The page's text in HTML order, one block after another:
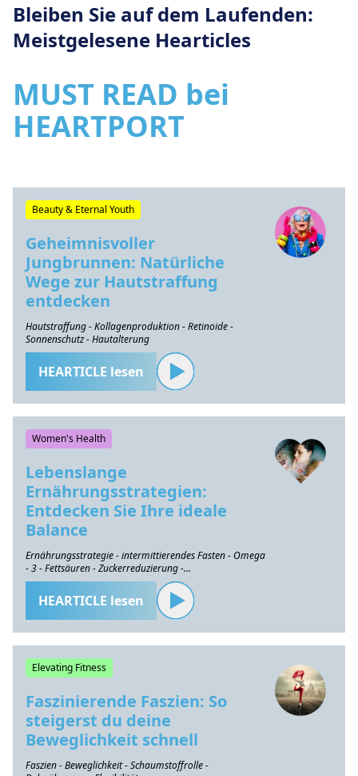
Bleiben Sie auf dem Laufenden:
Meistgelesene Hearticles
MUST READ bei
HEARTPORT
Beauty & Eternal Youth
Geheimnisvoller
Jungbrunnen: Natürliche
Wege zur Hautstraffung
entdecken
Hautstraffung - Kollagenproduktion - Retinoide -
Sonnenschutz - Hautalterung
HEARTICLE lesen
Women's Health
Lebenslange
Ernährungsstrategien:
Entdecken Sie Ihre ideale
Balance
Ernährungsstrategie - intermittierendes Fasten - Omega
- 3 - Fettsäuren - Zuckerreduzierung -
Gesundheitserhaltung
HEARTICLE lesen
Elevating Fitness
Faszinierende Faszien: So
steigerst du deine
Beweglichkeit schnell
Faszien - Beweglichkeit - Schaumstoffrolle -